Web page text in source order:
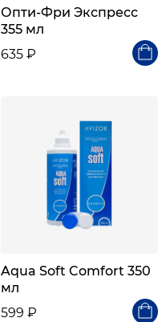
Опти-Фри Экспресс
355 мл
635 ₽
Aqua Soft Comfort 350
мл
599 ₽